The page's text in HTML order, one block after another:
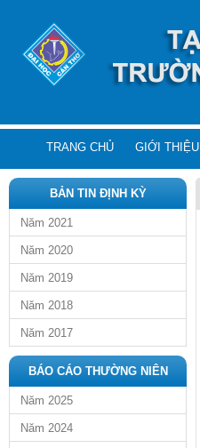
TRANG CHỦ GIỚI THIỆU
BẢN TIN ĐỊNH KỲ
Năm 2021
Năm 2020
Năm 2019
Năm 2018
Năm 2017
BÁO CÁO THƯỜNG NIÊN
Năm 2025
Năm 2024